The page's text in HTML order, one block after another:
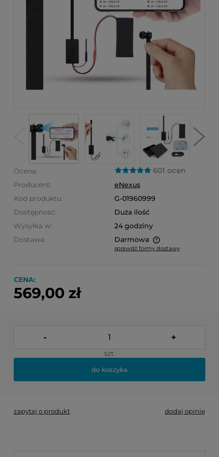
Ocena: 601 ocen
Producent:
eNexus
Kod produktu:
G-01960999
Dostępność:
Duża ilość
Wysyłka w:
24 godziny
Dostawa:
Darmowa
Cena nie zawiera ewentualnych kosztów płatności
sprawdź formy dostawy
CENA:
569,00 zł
- +
szt.
do koszyka
zapytaj o produkt dodaj opinię